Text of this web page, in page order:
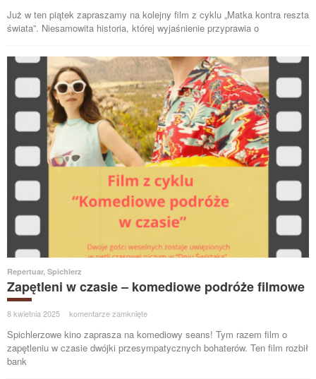
Już w ten piątek zapraszamy na kolejny film z cyklu „Matka kontra reszta
świata”. Niesamowita historia, której wyjaśnienie przyprawia o
Repertuar, Spichlerz
Zapętleni w czasie – komediowe podróże filmowe
8 kwietnia 2025 · komentarze zamknięte ·
Spichlerzowe kino zaprasza na komediowy seans! Tym razem film o
zapętleniu w czasie dwójki przesympatycznych bohaterów. Ten film rozbił
bank